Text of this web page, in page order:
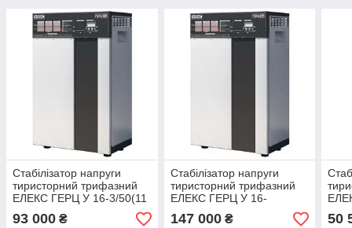
Стабілізатор напруги
тиристорний трифазний
ЕЛЕКС ГЕРЦ У 16-3/50(11
кВт)
93 000 ₴
Стабілізатор напруги
тиристорний трифазний
ЕЛЕКС ГЕРЦ У 16-
3/80(17,6 кВт)
147 000₴
1/
50